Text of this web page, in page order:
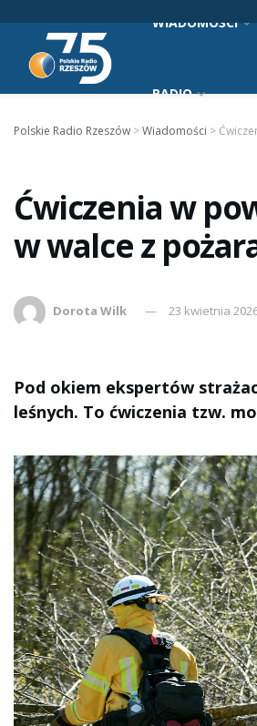
WIADOMOŚCI
RADIO
Polskie Radio Rzeszów >Wiadomości >
Ćwiczenia w
w walce z
Dorota Wilk 23 kwietnia
Pod okiem ekspertów
leśnych. To ćwiczenia tzw.